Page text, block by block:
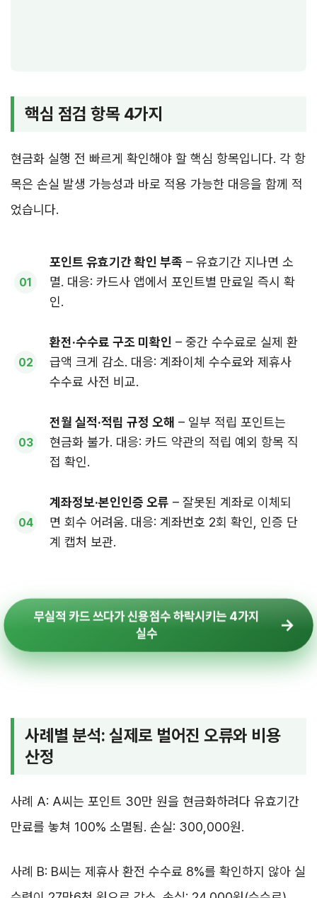
핵심 점검 항목 4가지
현금화 실행 전 빠르게 확인해야 할 핵심 항목입니다. 각 항
목은 손실 발생 가능성과 바로 적용 가능한 대응을 함께 적
었습니다.
포인트 유효기간 확인 부족 – 유효기간 지나면 소
멸. 대응: 카드사 앱에서 포인트별 만료일 즉시 확
인.
환전·수수료 구조 미확인 – 중간 수수료로 실제 환
급액 크게 감소. 대응: 계좌이체 수수료와 제휴사
수수료 사전 비교.
전월 실적·적립 규정 오해 – 일부 적립 포인트는
현금화 불가. 대응: 카드 약관의 적립 예외 항목 직
접 확인.
계좌정보·본인인증 오류 – 잘못된 계좌로 이체되
면 회수 어려움. 대응: 계좌번호 2회 확인, 인증 단
계 캡처 보관.
무실적 카드 쓰다가 신용점수 하락시키는 4가지
실수
사례별 분석: 실제로 벌어진 오류와 비용
산정
사례 A: A씨는 포인트 30만 원을 현금화하려다 유효기간
만료를 놓쳐 100% 소멸됨. 손실: 300,000원.
사례 B: B씨는 제휴사 환전 수수료 8%를 확인하지 않아 실